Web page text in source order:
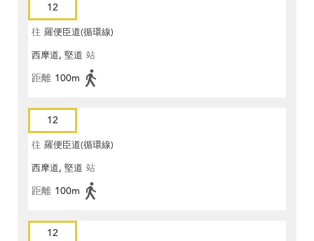
12
往 羅便臣道(循環線)
西摩道, 堅道 站
距離 100m
12
往 羅便臣道(循環線)
西摩道, 堅道 站
距離 100m
12